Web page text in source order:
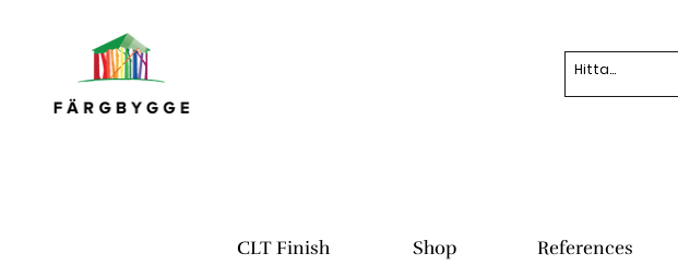
CLT Finish Shop References